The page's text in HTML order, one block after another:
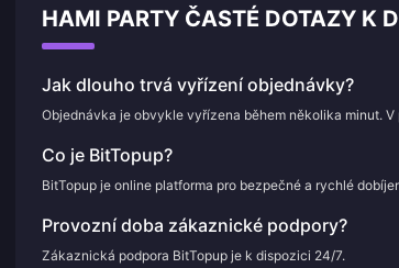
HAMI PARTY ČASTÉ DOTAZY K
Jak dlouho trvá vyřízení objednávky?
Objednávka je obvykle vyřízena během několika minut.
Co je BitTopup?
BitTopup je online platforma pro bezpečné a rychlé
Provozní doba zákaznické podpory?
Zákaznická podpora BitTopup je k dispozici 24/7.